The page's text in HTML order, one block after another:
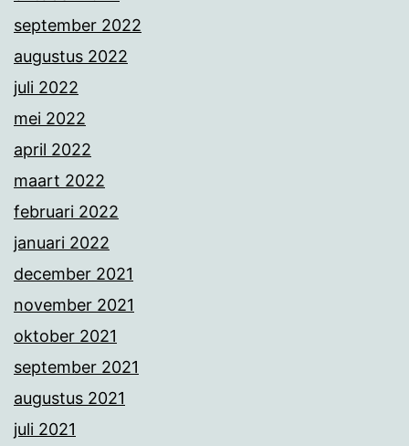
september 2022
augustus 2022
juli 2022
mei 2022
april 2022
maart 2022
februari 2022
januari 2022
december 2021
november 2021
oktober 2021
september 2021
augustus 2021
juli 2021